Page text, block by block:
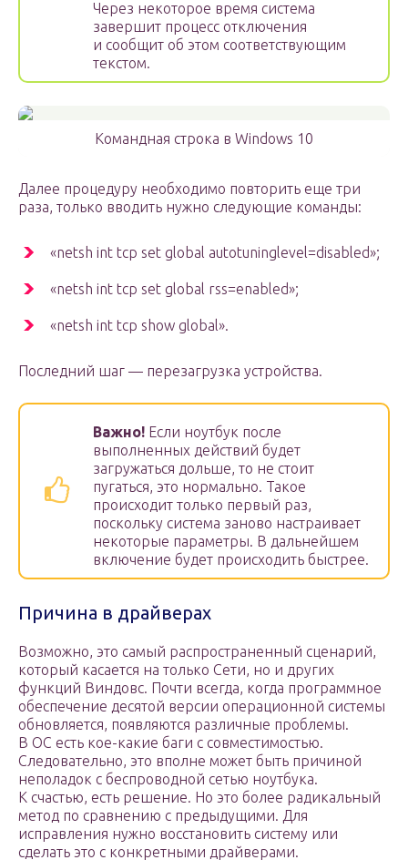
Через некоторое время система
завершит процесс отключения
и сообщит об этом соответствующим
текстом.
Командная строка в Windows 10
Далее процедуру необходимо повторить еще три
раза, только вводить нужно следующие команды:
«netsh int tcp set global autotuninglevel=disabled»;
«netsh int tcp set global rss=enabled»;
«netsh int tcp show global».
Последний шаг — перезагрузка устройства.
Важно! Если ноутбук после
выполненных действий будет
загружаться дольше, то не стоит
пугаться, это нормально. Такое
происходит только первый раз,
поскольку система заново настраивает
некоторые параметры. В дальнейшем
включение будет происходить быстрее.
Причина в драйверах
Возможно, это самый распространенный сценарий,
который касается на только Сети, но и других
функций Виндовс. Почти всегда, когда программное
обеспечение десятой версии операционной системы
обновляется, появляются различные проблемы.
В ОС есть кое-какие баги с совместимостью.
Следовательно, это вполне может быть причиной
неполадок с беспроводной сетью ноутбука.
К счастью, есть решение. Но это более радикальный
метод по сравнению с предыдущими. Для
исправления нужно восстановить систему или
сделать это с конкретными драйверами.